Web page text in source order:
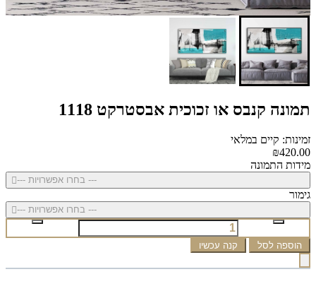
תמונה קנבס או זכוכית אבסטרקט 1118
זמינות: קיים במלאי
₪420.00
מידות התמונה
--- בחרו אפשרויות ---
גימור
--- בחרו אפשרויות ---
הוספה לסל קנה עכשיו